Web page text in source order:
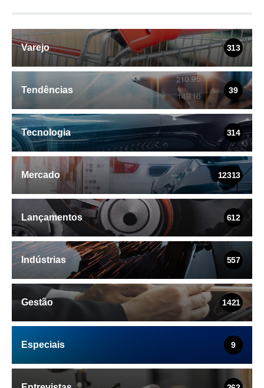
Varejo 313
Tendências 39
Tecnologia 314
Mercado 12313
Lançamentos 612
Indústrias 557
Gestão 1421
Especiais 9